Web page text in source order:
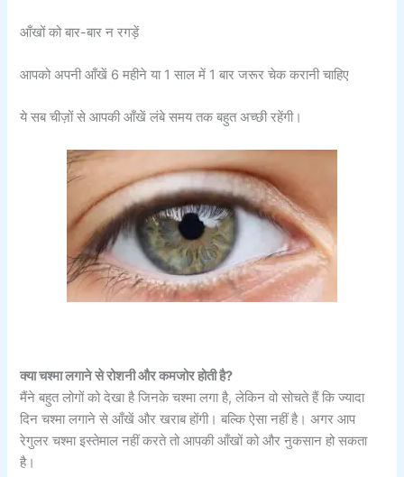
आँखों को बार-बार न रगड़ें
आपको अपनी आँखें 6 महीने या 1 साल में 1 बार जरूर चेक करानी चाहिए
ये सब चीज़ों से आपकी आँखें लंबे समय तक बहुत अच्छी रहेंगी।
क्या चश्मा लगाने से रोशनी और कमजोर होती है?
मैंने बहुत लोगों को देखा है जिनके चश्मा लगा है, लेकिन वो सोचते हैं कि ज्यादा
दिन चश्मा लगाने से आँखें और खराब होंगी। बल्कि ऐसा नहीं है। अगर आप
रेगुलर चश्मा इस्तेमाल नहीं करते तो आपकी आँखों को और नुकसान हो सकता
है।